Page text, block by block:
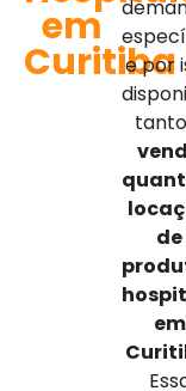
em
Curitiba
e por
de
em